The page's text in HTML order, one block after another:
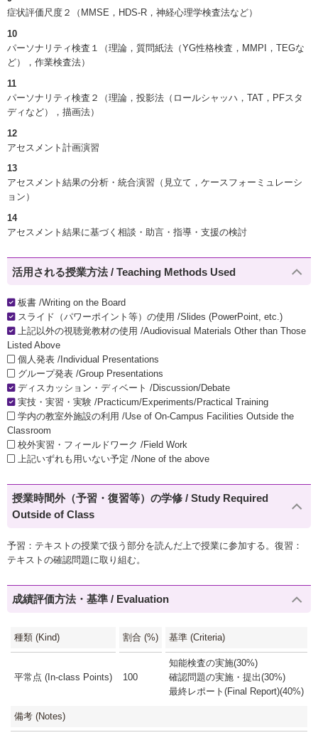
症状評価尺度２（MMSE，HDS-R，神経心理学検査法など）
10
パーソナリティ検査１（理論，質問紙法（YG性格検査，MMPI，TEGな
ど），作業検査法）
11
パーソナリティ検査２（理論，投影法（ロールシャッハ，TAT，PFスタ
ディなど），描画法）
12
アセスメント計画演習
13
アセスメント結果の分析・統合演習（見立て，ケースフォーミュレーシ
ョン）
14
アセスメント結果に基づく相談・助言・指導・支援の検討
活用される授業方法 / Teaching Methods Used
板書 /Writing on the Board
スライド（パワーポイント等）の使用 /Slides (PowerPoint, etc.)
上記以外の視聴覚教材の使用 /Audiovisual Materials Other than Those
Listed Above
個人発表 /Individual Presentations
グループ発表 /Group Presentations
ディスカッション・ディベート /Discussion/Debate
実技・実習・実験 /Practicum/Experiments/Practical Training
学内の教室外施設の利用 /Use of On-Campus Facilities Outside the
Classroom
校外実習・フィールドワーク /Field Work
上記いずれも用いない予定 /None of the above
授業時間外（予習・復習等）の学修 / Study Required
Outside of Class
予習：テキストの授業で扱う部分を読んだ上で授業に参加する。復習：
テキストの確認問題に取り組む。
成績評価方法・基準 / Evaluation
種類 (Kind) 割合 (%) 基準 (Criteria)
平常点 (In-class Points) 100
知能検査の実施(30%)
確認問題の実施・提出(30%)
最終レポート(Final Report)(40%)
備考 (Notes)